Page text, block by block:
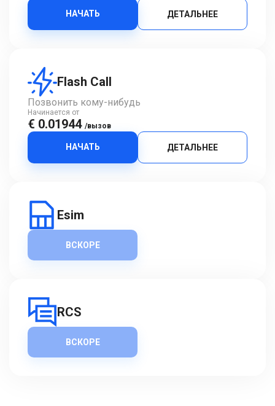
НАЧАТЬ ДЕТАЛЬНЕЕ
Flash Call
Позвонить кому-нибудь
Начинается от
€ 0.01944 /вызов
НАЧАТЬ ДЕТАЛЬНЕЕ
Esim
ВСКОРЕ
RCS
ВСКОРЕ